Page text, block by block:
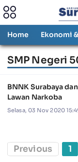
Home Ekonomi
SMP Negeri
BNNK Surabaya
Lawan Narkoba
Selasa, 03 Nov 2020
Previous 1